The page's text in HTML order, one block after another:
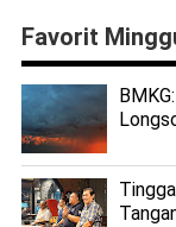
Favorit